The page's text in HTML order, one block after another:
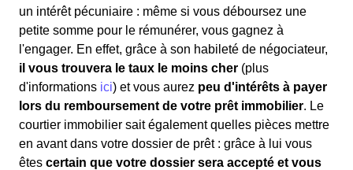
un intérêt pécuniaire : même si vous déboursez une
petite somme pour le rémunérer, vous gagnez à
l'engager. En effet, grâce à son habileté de négociateur,
il vous trouvera le taux le moins cher (plus
d'informations ici) et vous aurez peu d'intérêts à payer
lors du remboursement de votre prêt immobilier. Le
courtier immobilier sait également quelles pièces mettre
en avant dans votre dossier de prêt : grâce à lui vous
êtes certain que votre dossier sera accepté et vous